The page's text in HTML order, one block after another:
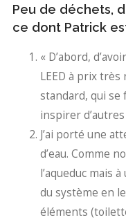
Peu de déchets,
ce dont Patrick
« D’abord,
LEED à prix très
standard, qui se
inspirer
J’ai porté une
d’eau. Comme
l’aqueduc mais
du système en
éléments